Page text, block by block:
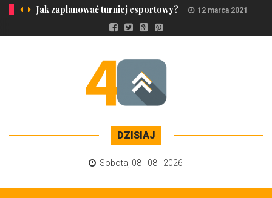
Jak zaplanować turniej esportowy? 12 marca 2021
DZISIAJ
Sobota 08 - 08 - 2026